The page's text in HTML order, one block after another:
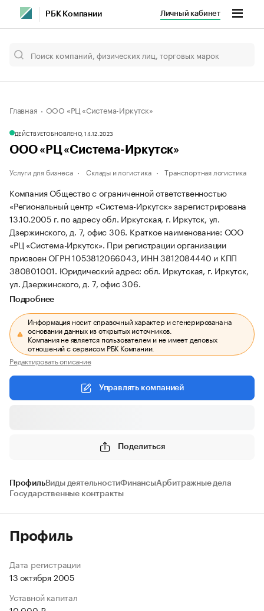
РБК Компании Личный кабинет
Главная ООО «РЦ «Система-Иркутск»
ДЕЙСТВУЕТОБНОВЛЕНО, 14.12.2023
ООО «РЦ «Система-Иркутск»
Услуги для бизнеса Склады и логистика Транспортная логистика
Компания Общество с ограниченной ответственностью
«Региональный центр «Система-Иркутск» зарегистрирована
13.10.2005 г. по адресу обл. Иркутская, г. Иркутск, ул.
Дзержинского, д. 7, офис 306. Краткое наименование: ООО
«РЦ «Система-Иркутск». При регистрации организации
присвоен ОГРН 1053812066043, ИНН 3812084440 и КПП
380801001. Юридический адрес: обл. Иркутская, г. Иркутск,
ул. Дзержинского, д. 7, офис 306.
Подробнее
Информация носит справочный характер и сгенерирована на
основании данных из открытых источников.
Компания не является пользователем и не имеет деловых
отношений с сервисом РБК Компании.
Редактировать описание
Управлять компанией
Поделиться
ПрофильВиды деятельностиФинансыАрбитражные дела
Государственные контракты
Профиль
Дата регистрации
13 октября 2005
Уставной капитал